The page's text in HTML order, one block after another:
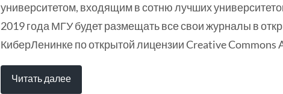
университетом, входящим в сотню лучших
2019 года МГУ будет размещать все свои журналы в
КиберЛенинке по открытой лицензии Creative Commons
Читать далее